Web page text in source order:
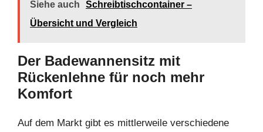
Siehe auch
Schreibtischcontainer –
Übersicht und Vergleich
Der Badewannensitz mit
Rückenlehne für noch mehr
Komfort
Auf dem Markt gibt es mittlerweile verschiedene